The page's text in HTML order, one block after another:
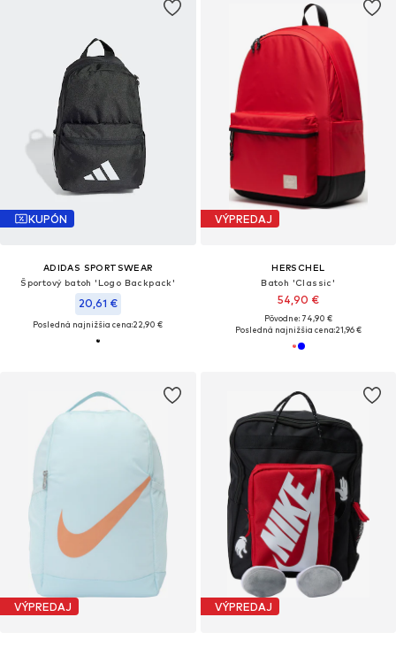
KUPÓN
ADIDAS SPORTSWEAR
Športový batoh 'Logo Backpack'
20,61 €
Posledná najnižšia cena:22,90 €
VÝPREDAJ
HERSCHEL
Batoh 'Classic'
54,90 €
Pôvodne: 74,90 €
Posledná najnižšia cena:21,96 €
VÝPREDAJ VÝPREDAJ